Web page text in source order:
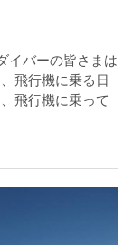
イバーの皆さまは
飛行機に乗る日
飛行機に乗って